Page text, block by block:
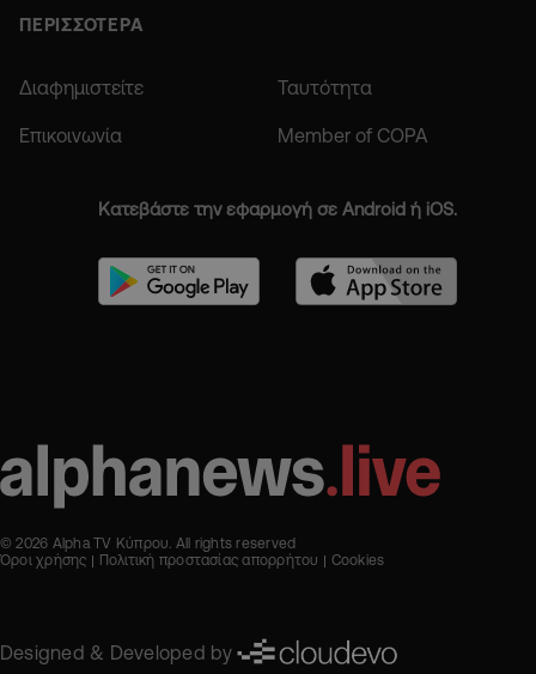
ΠΕΡΙΣΣΟΤΕΡΑ
Διαφημιστείτε Ταυτότητα
Επικοινωνία Member of COPA
Κατεβάστε την εφαρμογή σε Android ή iOS.
© 2026 Alpha TV Κύπρου. All rights reserved
Όροι χρήσης
Πολιτική προστασίας απορρήτου Cookies
Designed & Developed by